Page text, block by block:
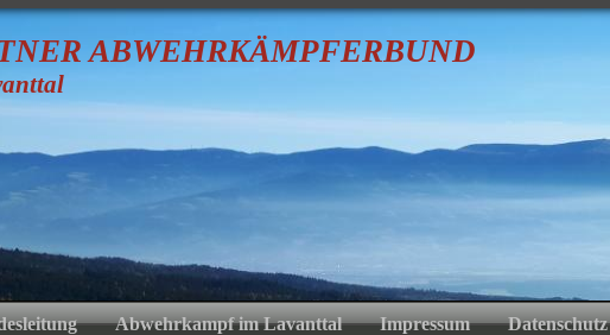
ABWEHRKÄMPFERB
Abwehrkampf im Lavanttal Impressum Datenschutz